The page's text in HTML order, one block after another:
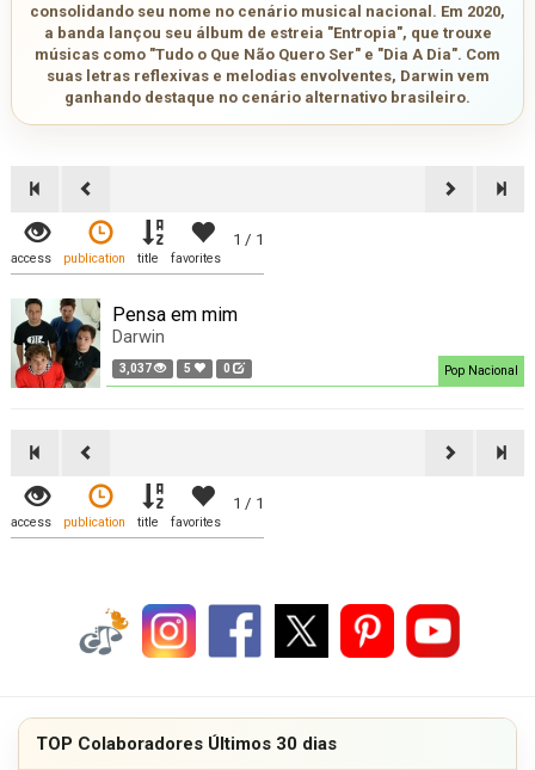
consolidando seu nome no cenário musical nacional. Em 2020,
a banda lançou seu álbum de estreia "Entropia", que trouxe
músicas como "Tudo o Que Não Quero Ser" e "Dia A Dia". Com
suas letras reflexivas e melodias envolventes, Darwin vem
ganhando destaque no cenário alternativo brasileiro.
1 / 1
access publication title favorites
Pensa em mim
Darwin
3,037 5 0 Pop Nacional
1 / 1
access publication title favorites
TOP Colaboradores Últimos 30 dias